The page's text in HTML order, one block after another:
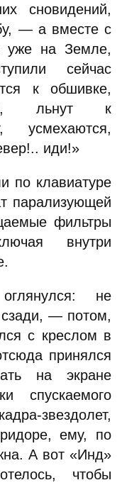
сновидений,
— а вместе с
уже на Земле,
сейчас
к обшивке,
льнут к
усмехаются,
иди!»
по клавиатуре
парализующей
фильтры
внутри
не
сзади, — потом,
с креслом в
принялся
на экране
спускаемого
звездолет,
ему, по
А вот «Инд»
чтобы